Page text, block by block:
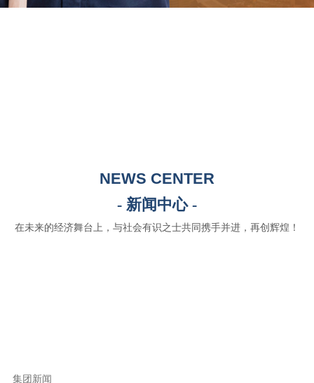
NEWS CENTER
- 新闻中心 -
在未来的经济舞台上，与社会有识之士共同携手并进，再创辉煌！
集团新闻